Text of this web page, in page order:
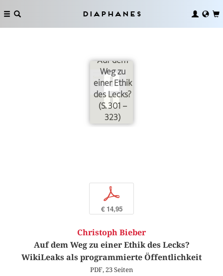
Diaphanes
Auf dem
Weg zu
einer Ethik
des Lecks?
(S. 301 –
323)
p
€ 14,95
Christoph Bieber
Auf dem Weg zu einer Ethik des Lecks?
WikiLeaks als programmierte Öffentlichkeit
PDF, 23 Seiten